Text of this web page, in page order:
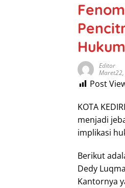
Editor
Post
KOTA
menjadi
implikasi
Berikut
Dedy
Kantornya